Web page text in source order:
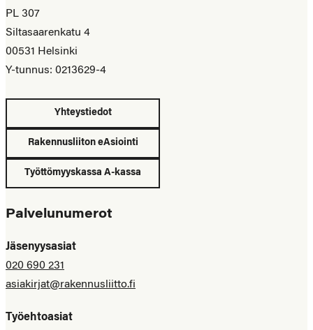
PL 307
Siltasaarenkatu 4
00531 Helsinki
Y-tunnus: 0213629-4
Yhteystiedot
Rakennusliiton eAsiointi
Työttömyyskassa A-kassa
Palvelunumerot
Jäsenyysasiat
020 690 231
asiakirjat@rakennusliitto.fi
Työehtoasiat